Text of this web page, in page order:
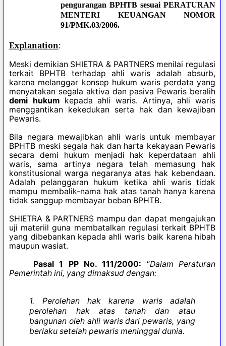
pengurangan BPHTB sesuai PERATURAN
MENTERI KEUANGAN NOMOR
91/PMK.03/2006.
Explanation:
Meski demikian SHIETRA & PARTNERS menilai regulasi
terkait BPHTB terhadap ahli waris adalah absurb,
karena melanggar konsep hukum waris perdata yang
menyatakan segala aktiva dan pasiva Pewaris beralih
demi hukumkepada ahli waris. Artinya, ahli waris
menggantikan kekedukan serta hak dan kewajiban
Pewaris.
Bila negara mewajibkan ahli waris untuk membayar
BPHTB meski segala hak dan harta kekayaan Pewaris
secara demi hukum menjadi hak keperdataan ahli
waris, sama artinya negara telah memasung hak
konstitusional warga negaranya atas hak kebendaan.
Adalah pelanggaran hukum ketika ahli waris tidak
mampu membalik-nama hak atas tanah hanya karena
tidak sanggup membayar beban BPHTB.
SHIETRA & PARTNERS mampu dan dapat mengajukan
uji materiil guna membatalkan regulasi terkait BPHTB
yang dibebankan kepada ahli waris baik karena hibah
maupun wasiat.
Pasal 1 PP No. 111/2000: “Dalam Peraturan
Pemerintah ini, yang dimaksud dengan:
1. Perolehan hak karena waris adalah
perolehan hak atas tanah dan atau
bangunan oleh ahli waris dari pewaris, yang
berlaku setelah pewaris meninggal dunia.